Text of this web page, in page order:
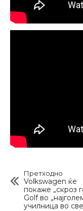
Претходно
Volkswagen ќе
покаже „скроз
Golf во
училница во